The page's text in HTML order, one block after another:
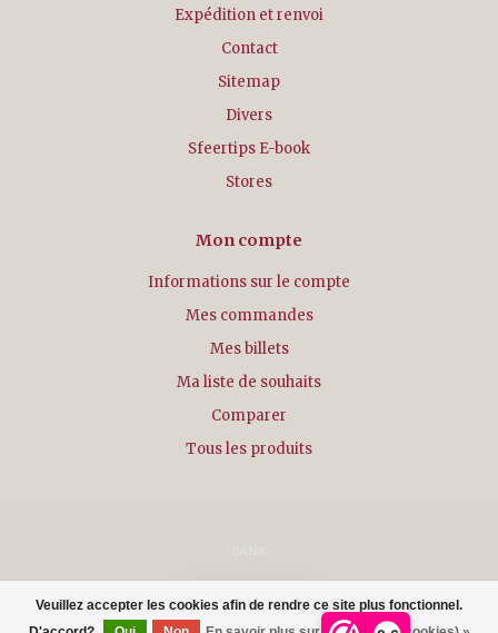
Veuillez accepter les cookies afin de rendre ce site plus fonctionnel.
Expédition et renvoi
Contact
Sitemap
Divers
Sfeertips E-book
Stores
Mon compte
Informations sur le compte
Mes commandes
Mes billets
Ma liste de souhaits
Comparer
Tous les produits
© Copyright 2026 - Powered byLightspeed- Theme byDyvelopment
FILTRES